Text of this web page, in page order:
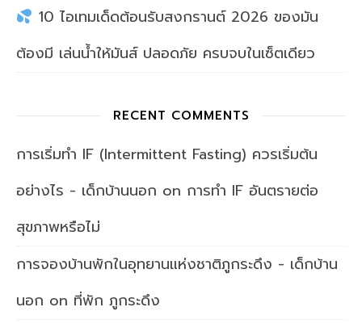
10 ไอเทมเด็ดต้อนรับสงกรานต์ 2026 ของมัน
ต้องมี เล่นน้ำให้มันส์ ปลอดภัย ครบจบในเซ็ตเดียว
RECENT COMMENTS
การเริ่มทำ IF (Intermittent Fasting) ควรเริ่มต้น
อย่างไร - เด็กบ้านนอก on การทำ IF อันตรายต่อ
สุขภาพหรือไม่
การจองบ้านพักในอุทยานแห่งชาติภูกระดึง - เด็กบ้าน
นอก on ที่พัก ภูกระดึง